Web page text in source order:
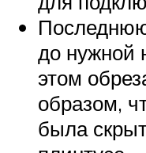
до
этом
образом,
была